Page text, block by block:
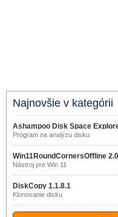
Najnovšie v kategórii
Ashampoo Disk Space
2023.38823
Program na analýzu disku
Win11RoundCornersOffline
Nástroj pre Win 11
DiskCopy 1.1.8.1
Klonovanie disku